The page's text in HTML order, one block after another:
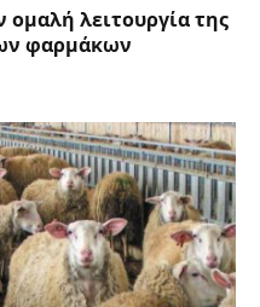
λειτουργία της
φαρμάκων